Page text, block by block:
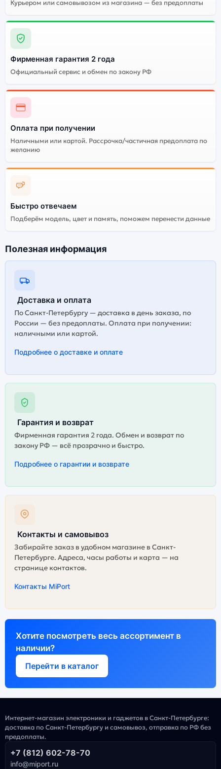
Стоимость смартфона
Graphite Black (Чёрный)
Существует китайская и глобальная версия
смартфона Xiaomi Redmi Note 13 5G (Восст.)
8Gb/256Gb Graphite Black (Чёрный). Мы рекомендуем
выбирать глобальной версию — она полностью
адаптирована и поддерживает все сервисы.
Китайская версия может стоить дешевле, но
корректная работа сервисов не гарантируется.
Курьером или самовывозом из магазина — без предоплаты
Фирменная гарантия 2 года
Официальный сервис и обмен по закону РФ
Оплата при получении
Наличными или картой. Рассрочка/частичная предоплата по
желанию
Быстро отвечаем
Подберём модель, цвет и память, поможем перенести данные
Полезная информация
Доставка и оплата
По Санкт-Петербургу — доставка в день заказа, по
России — без предоплаты. Оплата при получении:
наличными или картой.
Подробнее о доставке и оплате
Гарантия и возврат
Фирменная гарантия 2 года. Обмен и возврат по
закону РФ — всё прозрачно и быстро.
Подробнее о гарантии и возврате
Контакты и самовывоз
Забирайте заказ в удобном магазине в Санкт-
Петербурге. Адреса, часы работы и карта — на
странице контактов.
Контакты MiPort
Хотите посмотреть весь ассортимент в
наличии?
Перейти в каталог
Интернет-магазин электроники и гаджетов в Санкт-Петербурге:
доставка по Санкт-Петербургу и самовывоз, отправка по РФ без
предоплаты.
+7 (812) 602-78-70
info@miport.ru